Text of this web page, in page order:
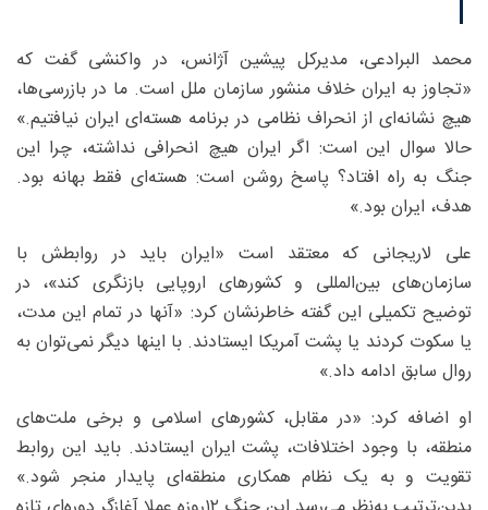
محمد البرادعی، مدیرکل پیشین آژانس، در واکنشی گفت که
«تجاوز به ایران خلاف منشور سازمان ملل است. ما در بازرسی‌ها،
هیچ نشانه‌ای از انحراف نظامی در برنامه هسته‌ای ایران نیافتیم.»
حالا سوال این است: اگر ایران هیچ انحرافی نداشته، چرا این
جنگ به راه افتاد؟ پاسخ روشن است: هسته‌ای فقط بهانه بود.
هدف، ایران بود.»
علی لاریجانی که معتقد است «ایران باید در روابطش با
سازمان‌های بین‌المللی و کشورهای اروپایی بازنگری کند»، در
توضیح تکمیلی این گفته خاطرنشان کرد: «آنها در تمام این مدت،
یا سکوت کردند یا پشت آمریکا ایستادند. با اینها دیگر نمی‌توان به
روال سابق ادامه داد.»
او اضافه کرد: «در مقابل، کشورهای اسلامی و برخی ملت‌های
منطقه، با وجود اختلافات، پشت ایران ایستادند. باید این روابط
تقویت و به یک نظام همکاری منطقه‌ای پایدار منجر شود.»